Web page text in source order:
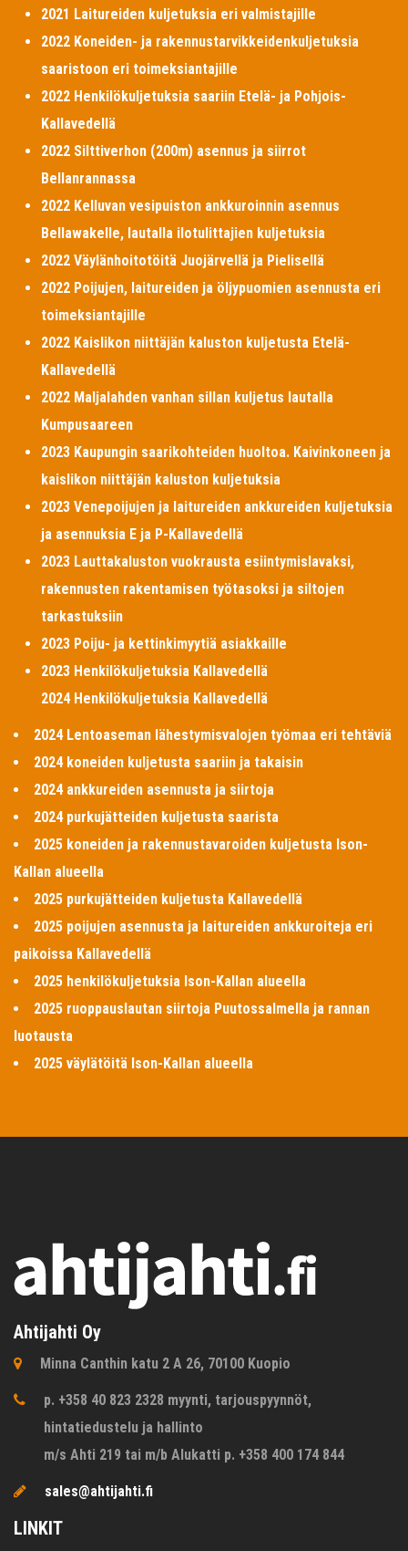
2021 Laitureiden kuljetuksia eri valmistajille
2022 Koneiden- ja rakennustarvikkeidenkuljetuksia
saaristoon eri toimeksiantajille
2022 Henkilökuljetuksia saariin Etelä- ja Pohjois-
Kallavedellä
2022 Silttiverhon (200m) asennus ja siirrot
Bellanrannassa
2022 Kelluvan vesipuiston ankkuroinnin asennus
Bellawakelle, lautalla ilotulittajien kuljetuksia
2022 Väylänhoitotöitä Juojärvellä ja Pielisellä
2022 Poijujen, laitureiden ja öljypuomien asennusta eri
toimeksiantajille
2022 Kaislikon niittäjän kaluston kuljetusta Etelä-
Kallavedellä
2022 Maljalahden vanhan sillan kuljetus lautalla
Kumpusaareen
2023 Kaupungin saarikohteiden huoltoa. Kaivinkoneen ja
kaislikon niittäjän kaluston kuljetuksia
2023 Venepoijujen ja laitureiden ankkureiden kuljetuksia
ja asennuksia E ja P-Kallavedellä
2023 Lauttakaluston vuokrausta esiintymislavaksi,
rakennusten rakentamisen työtasoksi ja siltojen
tarkastuksiin
2023 Poiju- ja kettinkimyytiä asiakkaille
2023 Henkilökuljetuksia Kallavedellä
2024 Henkilökuljetuksia Kallavedellä
2024 Lentoaseman lähestymisvalojen työmaa eri tehtäviä
2024 koneiden kuljetusta saariin ja takaisin
2024 ankkureiden asennusta ja siirtoja
2024 purkujätteiden kuljetusta saarista
2025 koneiden ja rakennustavaroiden kuljetusta Ison-
Kallan alueella
2025 purkujätteiden kuljetusta Kallavedellä
2025 poijujen asennusta ja laitureiden ankkuroiteja eri
paikoissa Kallavedellä
2025 henkilökuljetuksia Ison-Kallan alueella
2025 ruoppauslautan siirtoja Puutossalmella ja rannan
luotausta
2025 väylätöitä Ison-Kallan alueella
Ahtijahti Oy
Minna Canthin katu 2 A 26, 70100 Kuopio
p. +358 40 823 2328 myynti, tarjouspyynnöt,
hintatiedustelu ja hallinto
m/s Ahti 219 tai m/b Alukatti p. +358 400 174 844
sales@ahtijahti.fi
LINKIT